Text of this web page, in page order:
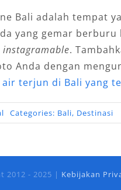
Bali adalah tempat
yang gemar berburu
instagramable.
Anda dengan
air terjun di Bali yang
Categories: Bali, Destinasi
2012 - 2025 | Kebijakan